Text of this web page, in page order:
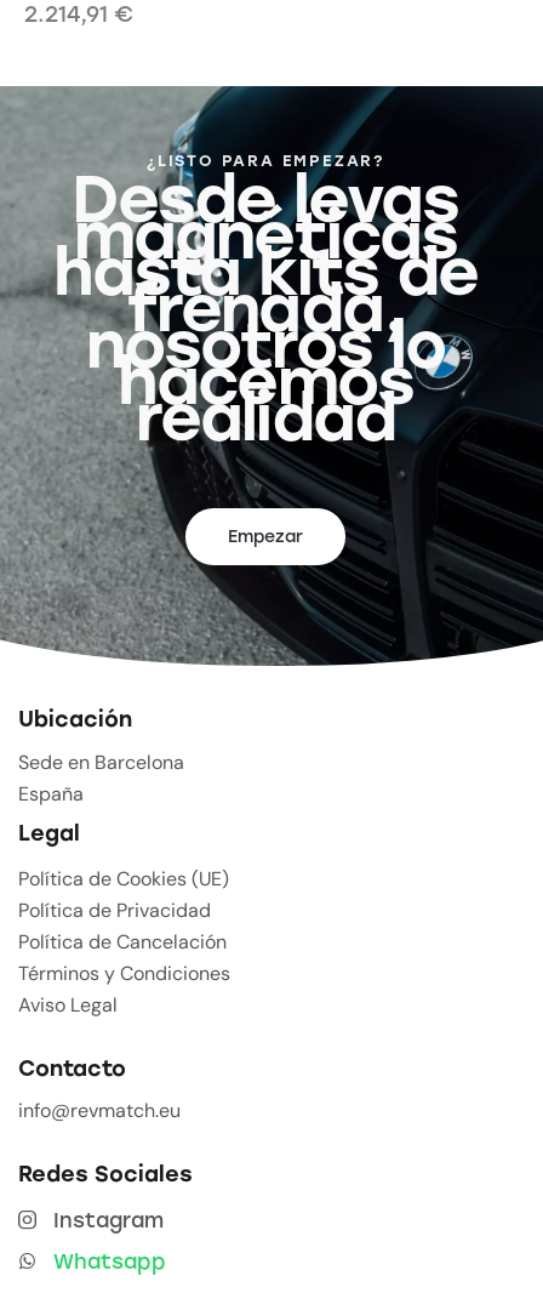
2.214,91 €
¿LISTO PARA EMPEZAR?
Desde levas
magnéticas
hasta kits de
frenada,
nosotros lo
hacemos
realidad
Empezar
Ubicación
Sede en Barcelona
España
Legal
Política de Cookies (UE)
Política de Privacidad
Política de Cancelación
Términos y Condiciones
Aviso Legal
Contacto
info@revmatch.eu
Redes Sociales
Instagram
Whatsapp